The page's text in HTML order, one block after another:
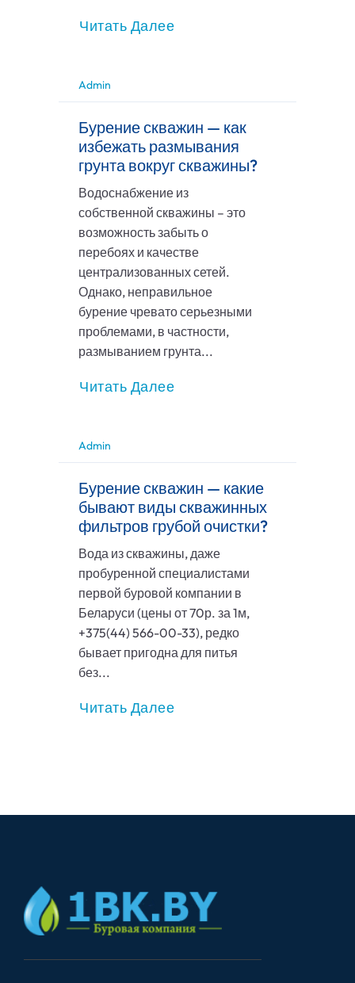
Читать Далее
Admin
Бурение скважин — как
избежать размывания
грунта вокруг скважины?
Водоснабжение из
собственной скважины – это
возможность забыть о
перебоях и качестве
централизованных сетей.
Однако, неправильное
бурение чревато серьезными
проблемами, в частности,
размыванием грунта...
Читать Далее
Admin
Бурение скважин — какие
бывают виды скважинных
фильтров грубой очистки?
Вода из скважины, даже
пробуренной специалистами
первой буровой компании в
Беларуси (цены от 70р. за 1м,
+375(44) 566-00-33), редко
бывает пригодна для питья
без...
Читать Далее